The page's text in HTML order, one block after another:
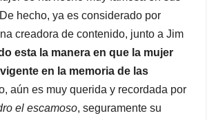
hecho, ya es considerado por
creadora de contenido, junto a Jim
esta la manera en que la mujer
en la memoria de las
aún es muy querida y recordada por
el escamoso, seguramente su